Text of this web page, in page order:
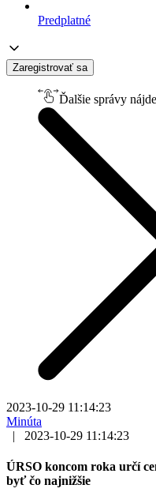
Predplatné
Zaregistrovať sa
Ďalšie správy
2023-10-29 11:14:23
Minúta
|
2023-10-29 11:14:23
ÚRSO koncom roka určí
byť čo najnižšie